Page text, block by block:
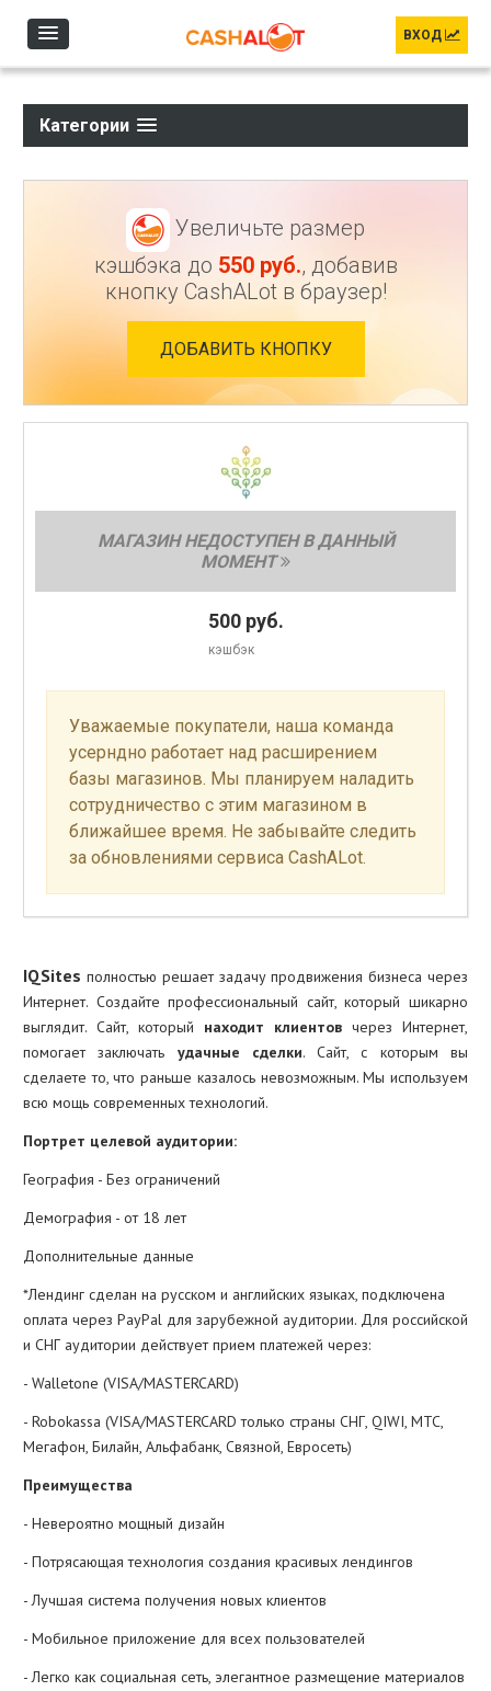
ВХОД
Категории
Увеличьте размер
кэшбэка до 550 руб., добавив
кнопку CashALot в браузер!
ДОБАВИТЬ КНОПКУ
МАГАЗИН НЕДОСТУПЕН В ДАННЫЙ
МОМЕНТ
500 руб.
кэшбэк
Уважаемые покупатели, наша команда
усерндно работает над расширением
базы магазинов. Мы планируем наладить
сотрудничество с этим магазином в
ближайшее время. Не забывайте следить
за обновлениями сервиса CashALot.
IQSites полностью решает задачу продвижения бизнеса через
Интернет. Создайте профессиональный сайт, который шикарно
выглядит. Сайт, который находит клиентов через Интернет,
помогает заключать удачные сделки. Сайт, с которым вы
сделаете то, что раньше казалось невозможным. Мы используем
всю мощь современных технологий.
Портрет целевой аудитории:
География - Без ограничений
Демография - от 18 лет
Дополнительные данные
*Лендинг сделан на русском и английских языках, подключена
оплата через PayPal для зарубежной аудитории. Для российской
и СНГ аудитории действует прием платежей через:
- Walletone (VISA/MASTERCARD)
- Robokassa (VISA/MASTERCARD только страны СНГ, QIWI, МТС,
Мегафон, Билайн, Альфабанк, Связной, Евросеть)
Преимущества
- Невероятно мощный дизайн
- Потрясающая технология создания красивых лендингов
- Лучшая система получения новых клиентов
- Мобильное приложение для всех пользователей
- Легко как социальная сеть, элегантное размещение материалов